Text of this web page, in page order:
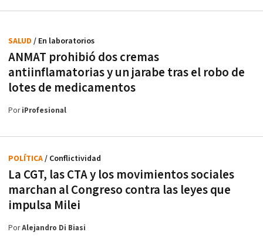
ANMAT prohibió dos cremas
antiinflamatorias y un jarabe tras el robo de
lotes de medicamentos
SALUD / En laboratorios
PoriProfesional
La CGT, las CTA y los movimientos sociales
marchan al Congreso contra las leyes que
impulsa Milei
POLÍTICA/ Conflictividad
PorAlejandro Di Biasi